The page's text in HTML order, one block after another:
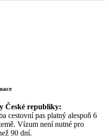
České republiky:
cestovní pas platný alespoň 6
Vízum není nutné pro
90 dní.